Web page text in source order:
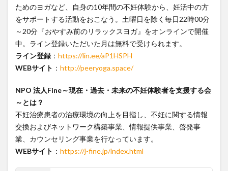
ためのヨガなど、自身の10年間の不妊体験から、妊活中の方
をサポートする活動をおこなう。 土曜日を除く毎日22時00分
～20分 『おやすみ前のリラックスヨガ』をオンラインで開催
中。ライン登録いただいた月は無料で受けられます。
ライン登録 ： https://lin.ee/aP1HSPH
WEBサイト ： http://peeryoga.space/
NPO 法人Fine～現在・過去・未来の不妊体験者を支援する会
～とは？
不妊治療患者の治療環境の向上を目指し、不妊に関する情報
交換およびネットワーク構築事業、情報提供事業、啓発事
業、カウンセリング事業を行なっています。
WEBサイト ： https://j-fine.jp/index.html